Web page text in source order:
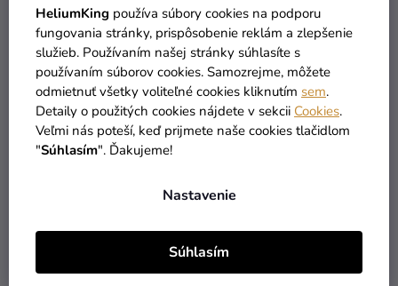
HeliumKing používa súbory cookies na podporu
fungovania stránky, prispôsobenie reklám a zlepšenie
služieb. Používaním našej stránky súhlasíte s
používaním súborov cookies. Samozrejme, môžete
odmietnuť všetky voliteľné cookies kliknutím sem.
Detaily o použitých cookies nájdete v sekcii Cookies.
Veľmi nás poteší, keď prijmete naše cookies tlačidlom
"Súhlasím". Ďakujeme!
Nastavenie
Súhlasím
7,90 €
12,39 € (–36 %)
DO KOŠÍKA
1,90 €
DO KOŠÍKA